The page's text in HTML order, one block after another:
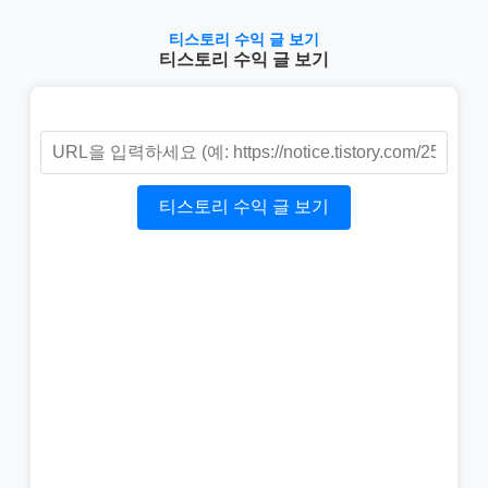
티스토리 수익 글 보기
티스토리 수익 글 보기
티스토리 수익 글 보기